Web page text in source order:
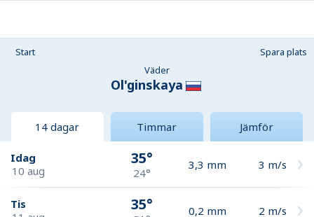
Start
Spara plats
Väder
Ol'ginskaya
14 dagar Timmar Jämför
Idag
10 aug
35°
24°
3,3 mm 3 m/s
Tis
35° 0,2 mm 2 m/s